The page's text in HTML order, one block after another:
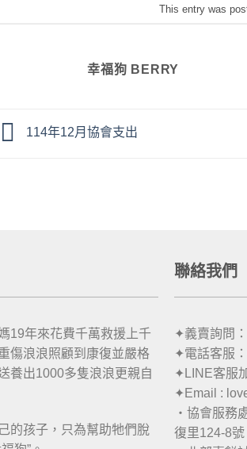
This entry was
幸福狗 BERRY
114年12月協會支出
19年來花費千萬救援上千
傷浪浪照顧到康復並嚴格
養出1000多隻浪浪更親自
的孩子，只為幫助牠們脫
聯絡我們
✦義賣詢問
✦電話客服
✦LINE客服
✦Email :
・協會服務
復里124-8號